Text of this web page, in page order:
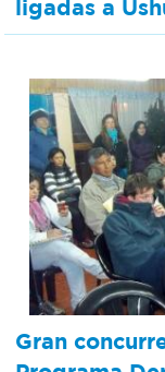
ligadas a
Gran